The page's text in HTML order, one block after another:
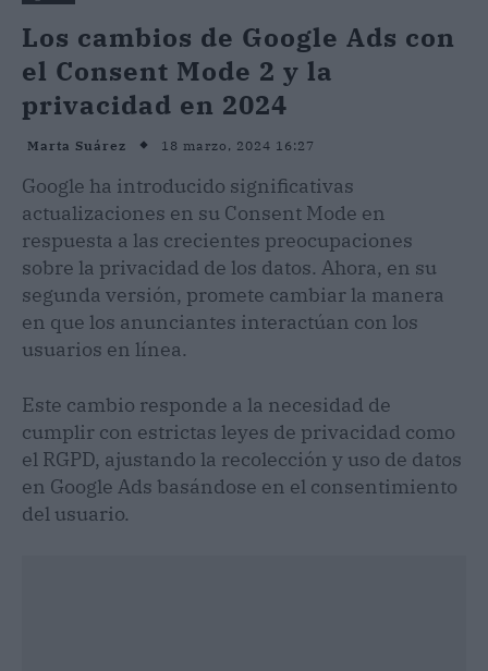
Los cambios de Google Ads con
el Consent Mode 2 y la
privacidad en 2024
Marta Suárez 18 marzo, 2024 16:27
Google ha introducido significativas
actualizaciones en su Consent Mode en
respuesta a las crecientes preocupaciones
sobre la privacidad de los datos. Ahora, en su
segunda versión, promete cambiar la manera
en que los anunciantes interactúan con los
usuarios en línea.
Este cambio responde a la necesidad de
cumplir con estrictas leyes de privacidad como
el RGPD, ajustando la recolección y uso de datos
en Google Ads basándose en el consentimiento
del usuario.